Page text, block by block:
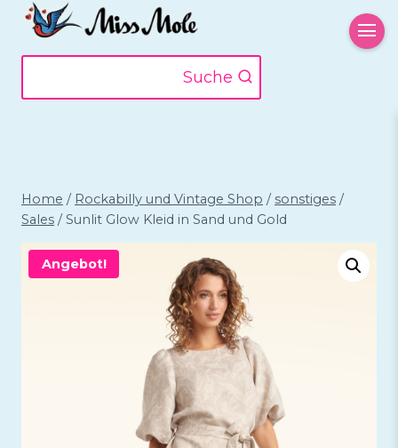
Zum
Inhalt
springen
Suche
Home / Rockabilly und Vintage Shop / sonstiges /
Sales / Sunlit Glow Kleid in Sand und Gold
Angebot!